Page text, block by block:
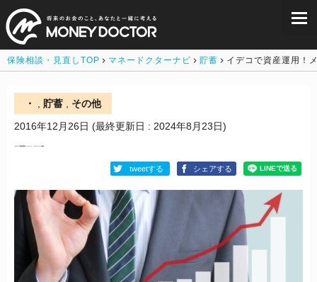
保険相談・見直しTOP マネードクターナビ 貯蓄 イデコで資産運用！
・ 貯蓄
その他
2016年12月26日 (最終更新日 : 2024年8月23日)
tweetする シェアする